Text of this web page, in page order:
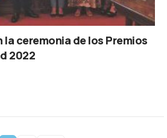
la ceremonia de los Premios
2022